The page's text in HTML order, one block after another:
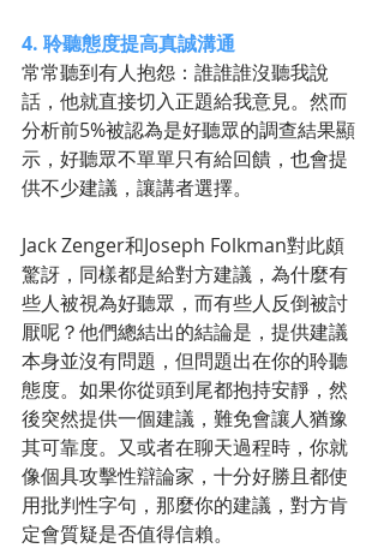
4. 聆聽態度提高真誠溝通
常常聽到有人抱怨：誰誰誰沒聽我說
話，他就直接切入正題給我意見。然而
分析前5%被認為是好聽眾的調查結果顯
示，好聽眾不單單只有給回饋，也會提
供不少建議，讓講者選擇。
Jack Zenger和Joseph Folkman對此頗
驚訝，同樣都是給對方建議，為什麼有
些人被視為好聽眾，而有些人反倒被討
厭呢？他們總結出的結論是，提供建議
本身並沒有問題，但問題出在你的聆聽
態度。如果你從頭到尾都抱持安靜，然
後突然提供一個建議，難免會讓人猶豫
其可靠度。又或者在聊天過程時，你就
像個具攻擊性辯論家，十分好勝且都使
用批判性字句，那麼你的建議，對方肯
定會質疑是否值得信賴。